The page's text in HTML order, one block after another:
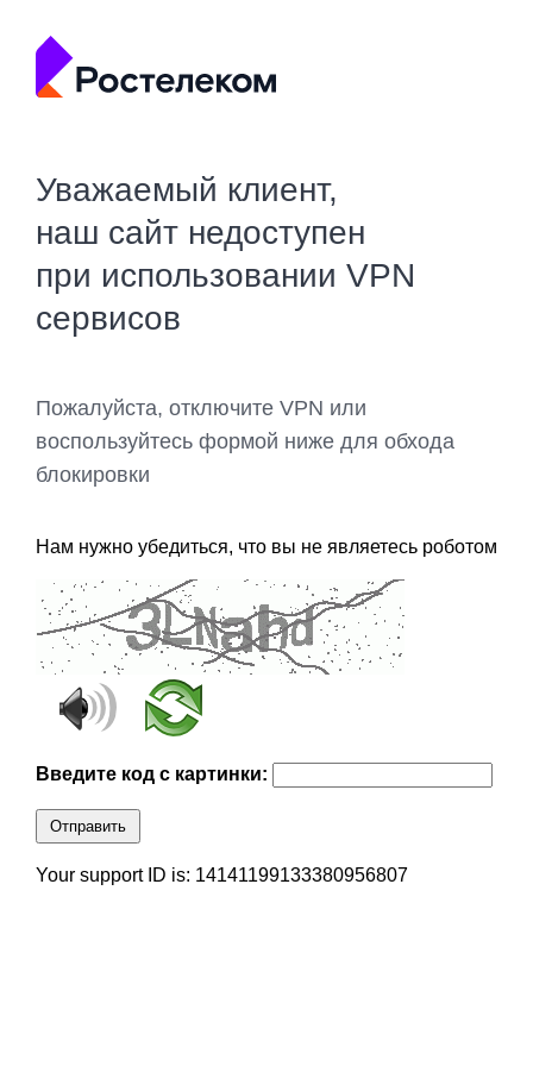
Уважаемый клиент,
наш сайт недоступен
при использовании VPN
сервисов
Пожалуйста, отключите VPN или
воспользуйтесь формой ниже для обхода
блокировки
Нам нужно убедиться, что вы не являетесь роботом
Введите код с картинки:
Отправить
Your support ID is: 14141199133380956807